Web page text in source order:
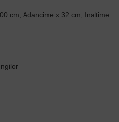
cm; Adancime x 32 cm; Inaltime